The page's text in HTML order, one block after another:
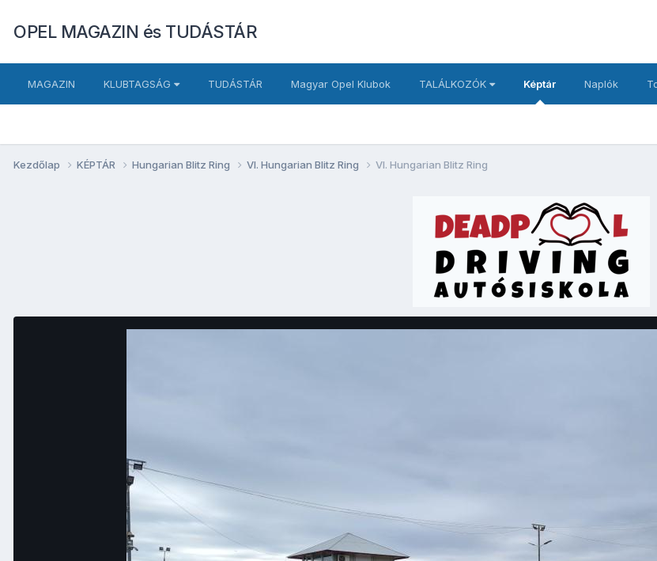
OPEL MAGAZIN és TUDÁSTÁR
MAGAZIN KLUBTAGSÁG TUDÁSTÁR Magyar Opel Klubok TALÁLKOZÓK Képtár Naplók
Kezdőlap KÉPTÁR Hungarian Blitz Ring VI. Hungarian Blitz Ring VI. Hungarian Blitz Ring